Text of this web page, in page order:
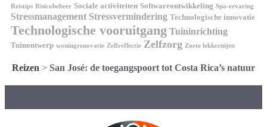
Reistips Risicobeheer Sociale activiteiten Softwareontwikkeling Spa-ervaring
Stressmanagement Stressvermindering Technologische innovatie
Technologische vooruitgang Tuininrichting
Tuinontwerp woningrenovatie Zelfreflectie Zelfzorg Zoete lekkernijen
Reizen > San José: de toegangspoort tot Costa Rica’s natuur